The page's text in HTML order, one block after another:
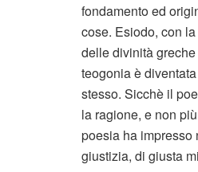
fondamento ed
cose. Esiodo, con la
delle divinità
teogonia è
stesso. Sicchè il
la ragione, e non
poesia ha impresso
giustizia, di giusta